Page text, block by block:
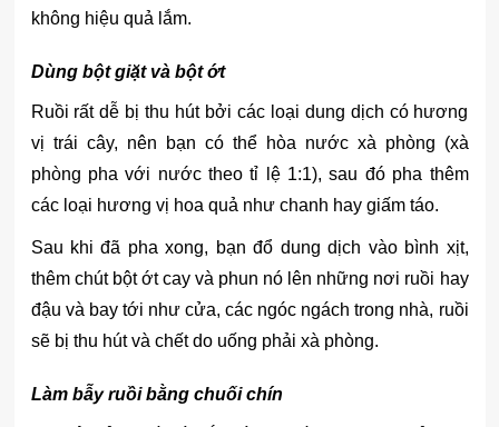
không hiệu quả lắm.
Dùng bột giặt và bột ớt
Ruồi rất dễ bị thu hút bởi các loại dung dịch có hương
vị trái cây, nên bạn có thể hòa nước xà phòng (xà
phòng pha với nước theo tỉ lệ 1:1), sau đó pha thêm
các loại hương vị hoa quả như chanh hay giấm táo.
Sau khi đã pha xong, bạn đổ dung dịch vào bình xịt,
thêm chút bột ớt cay và phun nó lên những nơi ruồi hay
đậu và bay tới như cửa, các ngóc ngách trong nhà, ruồi
sẽ bị thu hút và chết do uống phải xà phòng.
Làm bẫy ruồi bằng chuối chín